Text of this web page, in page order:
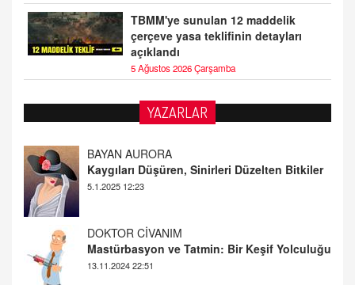
TBMM'ye sunulan 12 maddelik
çerçeve yasa teklifinin detayları
açıklandı
5 Ağustos 2026 Çarşamba
YAZARLAR
DOKTOR CİVANIM
Mastürbasyon ve Tatmin: Bir Keşif Yolculuğu
13.11.2024 22:51
ALİ EFENDİ
Adana At Yarışı Tahminleri | 21 Aralık
Cumartesi